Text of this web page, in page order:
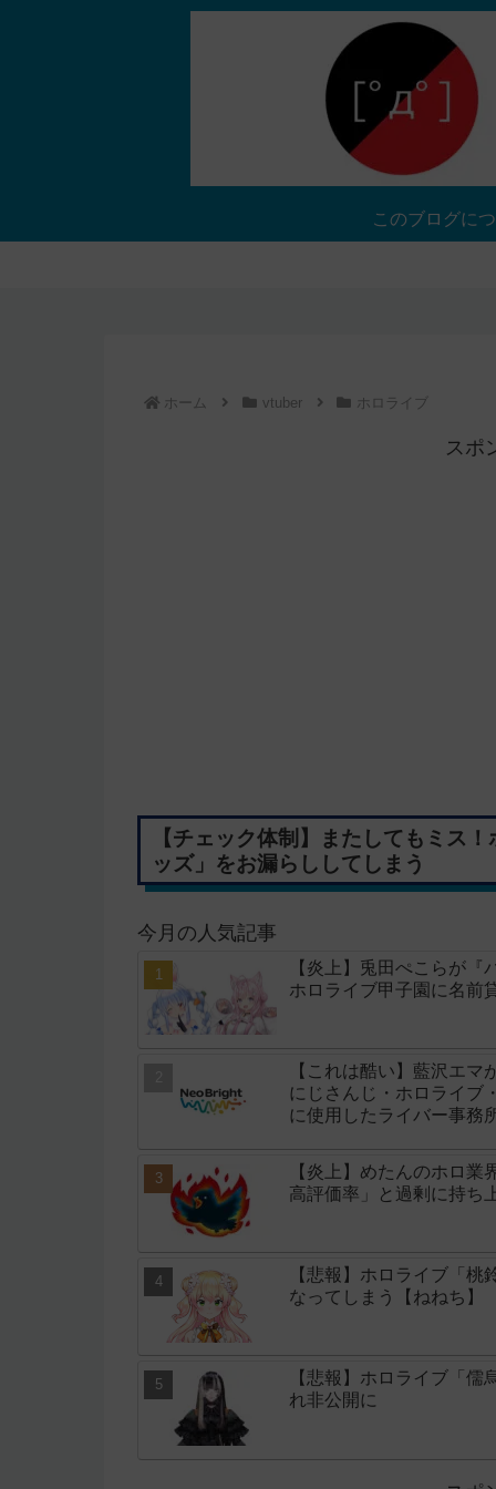
このブログに
ホーム vtuber ホロライブ
スポ
【チェック体制】またしてもミス
ッズ」をお漏らししてしまう
今月の人気記事
【炎上】兎田ぺこらが
ホロライブ甲子園に名前
【これは酷い】藍沢エ
にじさんじ・ホロライブ
に使用したライバー事務
【炎上】めたんのホロ
高評価率」と過剰に持ち
【悲報】ホロライブ「
なってしまう【ねねち】
【悲報】ホロライブ「
れ非公開に